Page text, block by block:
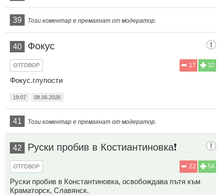
39 Този коментар е премахнат от модератор.
40 Фокус
32
17
ОТГОВОР
Фокус.глупости
19:07 08.06.2026
41 Този коментар е премахнат от модератор.
42 Руски пробив в Костиантиновка❗️
54
22
ОТГОВОР
Руски пробив в Константиновка, освобождава пътя към
Краматорск, Славянск.